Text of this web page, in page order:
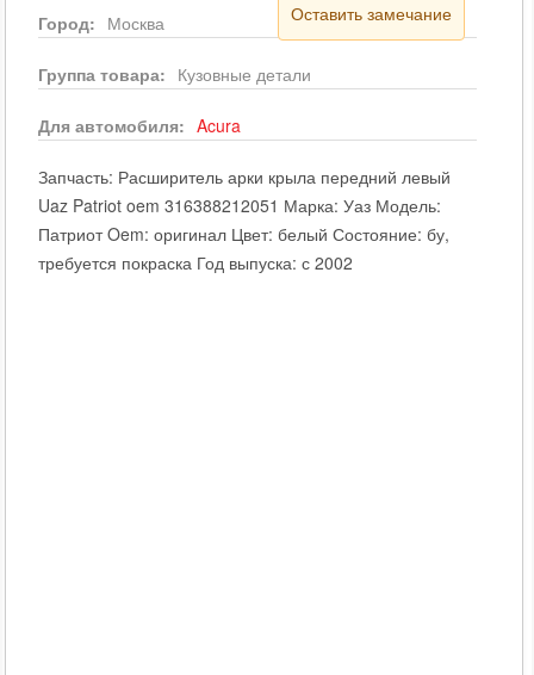
Оставить замечание
Город: Москва
Группа товара: Кузовные детали
Для автомобиля: Acura
Запчасть: Расширитель арки крыла передний левый
Uaz Patriot oem 316388212051 Марка: Уаз Модель:
Патриот Oem: оригинал Цвет: белый Состояние: бу,
требуется покраска Год выпуска: с 2002